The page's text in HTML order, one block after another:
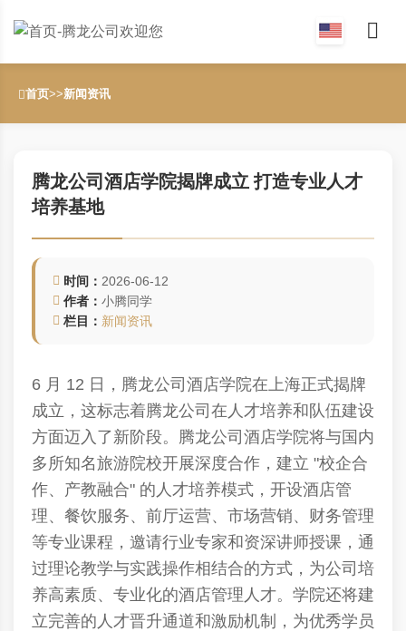
首页>>新闻资讯
腾龙公司酒店学院揭牌成立 打造专业人才
培养基地
时间： 2026-06-12
作者： 小腾同学
栏目： 新闻资讯
6 月 12 日， 腾龙公司 酒店学院在上海正式揭牌
成立，这标志着腾龙公司 在人才培养和队伍建设
方面迈入了新阶段。 腾龙公司 酒店学院将与国内
多所知名旅游院校开展深度合作，建立 "校企合
作、产教融合" 的人才培养模式，开设酒店管
理、餐饮服务、前厅运营、市场营销、财务管理
等专业课程，邀请行业专家和资深讲师授课，通
过理论教学与实践操作相结合的方式，为公司培
养高素质、专业化的酒店管理人才。学院还将建
立完善的人才晋升通道和激励机制，为优秀学员